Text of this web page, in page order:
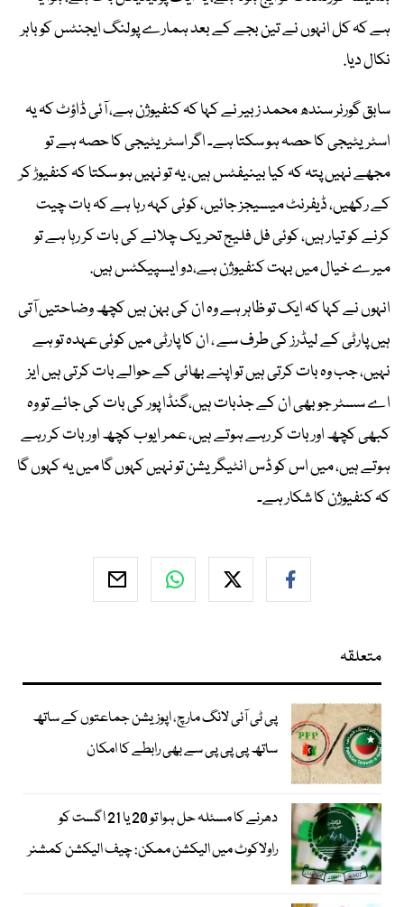
ہے کہ کل انہوں نے تین بجے کے بعد ہمارے پولنگ ایجنٹس کو باہر
نکال دیا.
سابق گورنر سندھ محمد زبیر نے کہا کہ کنفیوژن ہے، آئی ڈاؤٹ کہ یہ
اسٹریٹیجی کا حصہ ہو سکتا ہے۔ اگر اسٹریٹیجی کا حصہ ہے تو
مجھے نہیں پتہ کہ کیا بینیفٹس ہیں، یہ تو نہیں ہو سکتا کہ کنفیوڑ کر
کے رکھیں، ڈیفرنٹ میسیجز جائیں، کوئی کہہ رہا ہے کہ بات چیت
کرنے کو تیار ہیں، کوئی فل فلیج تحریک چلانے کی بات کر رہا ہے تو
میرے خیال میں بہت کنفیوژن ہے،دو ایسپیکٹس ہیں.
انہوں نے کہا کہ ایک تو ظاہر ہے وہ ان کی بہن ہیں کچھ وضاحتیں آتی
ہیں پارٹی کے لیڈرز کی طرف سے ، ان کا پارٹی میں کوئی عہدہ تو ہے
نہیں، جب وہ بات کرتی ہیں تو اپنے بھائی کے حوالے بات کرتی ہیں ایز
اے سسٹر جو بھی ان کے جذبات ہیں،گنڈا پور کی بات کی جائے تو وہ
کبھی کچھ اور بات کر رہے ہوتے ہیں، عمر ایوب کچھ اور بات کر رہے
ہوتے ہیں، میں اس کو ڈس انٹیگریشن تو نہیں کہوں گا میں یہ کہوں گا
کہ کنفیوژن کا شکار ہے۔
متعلقہ
پی ٹی آئی لانگ مارچ، اپوزیشن جماعتوں کے ساتھ
ساتھ پی پی پی سے بھی رابطے کا امکان
دھرنے کا مسئلہ حل ہوا تو 20 یا 21 اگست کو
راولاکوٹ میں الیکشن ممکن: چیف الیکشن کمشنر